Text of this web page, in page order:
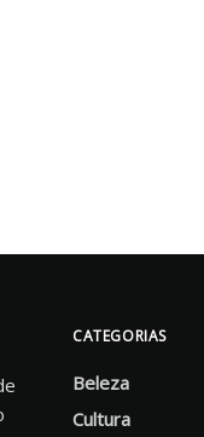
CATEGORIAS
Beleza
Cultura